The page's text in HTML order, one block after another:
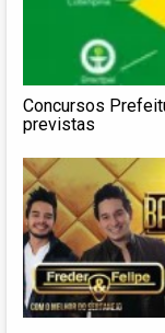
Concursos
previstas